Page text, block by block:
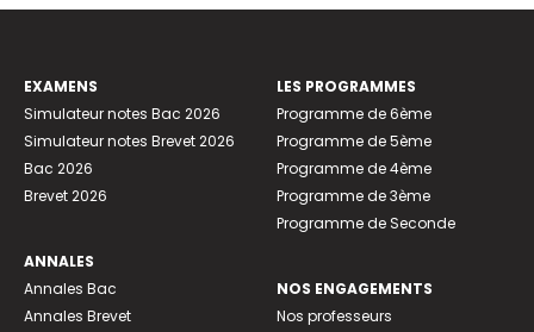
EXAMENS
Simulateur notes Bac 2026
Simulateur notes Brevet 2026
Bac 2026
Brevet 2026
ANNALES
Annales Bac
Annales Brevet
LES PROGRAMMES
Programme de 6ème
Programme de 5ème
Programme de 4ème
Programme de 3ème
Programme de Seconde
NOS ENGAGEMENTS
Nos professeurs